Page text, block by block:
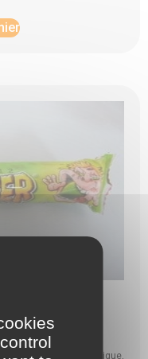
acide: acide citrique,